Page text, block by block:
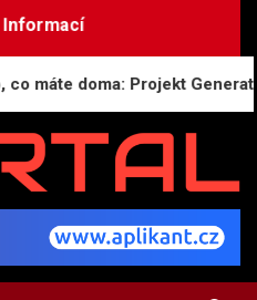
Informací
doma: Projekt